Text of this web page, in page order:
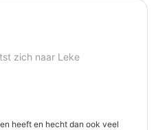
zich naar Leke
heeft en hecht dan ook veel